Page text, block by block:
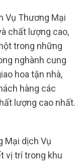
Vụ Thương Mại
chất lượng cao,
trong những
nghành cung
hoa tận nhà,
hàng các
lượng cao nhất.
Mại dịch Vụ
vị trí trong khu